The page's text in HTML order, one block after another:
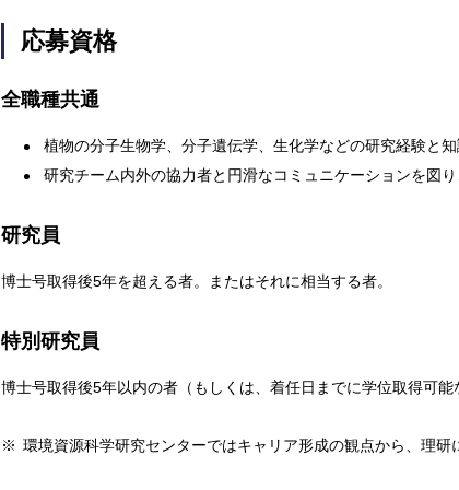
応募資格
全職種共通
植物の分子生物学、分子遺伝学、生化学などの研究経験と
研究チーム内外の協力者と円滑なコミュニケーションを図
研究員
博士号取得後5年を超える者。またはそれに相当する者。
特別研究員
博士号取得後5年以内の者（もしくは、着任日までに学位取得可能
※ 環境資源科学研究センターではキャリア形成の観点から、理